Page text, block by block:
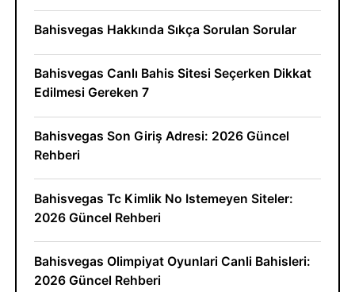
Bahisvegas Hakkında Sıkça Sorulan Sorular
Bahisvegas Canlı Bahis Sitesi Seçerken Dikkat
Edilmesi Gereken 7
Bahisvegas Son Giriş Adresi: 2026 Güncel
Rehberi
Bahisvegas Tc Kimlik No Istemeyen Siteler:
2026 Güncel Rehberi
Bahisvegas Olimpiyat Oyunlari Canli Bahisleri:
2026 Güncel Rehberi